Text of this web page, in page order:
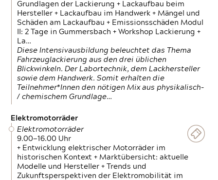
Grundlagen der Lackierung + Lackaufbau beim
Hersteller + Lackaufbau im Handwerk + Mängel und
Schäden am Lackaufbau + Emissionsschäden Modul
II: 2 Tage in Gummersbach + Workshop Lackierung +
La…
Diese Intensivausbildung beleuchtet das Thema
Fahrzeuglackierung aus den drei üblichen
Blickwinkeln. Der Labortechnik, dem Lackhersteller
sowie dem Handwerk. Somit erhalten die
Teilnehmer*Innen den nötigen Mix aus physikalisch-
/ chemischem Grundlage…
Elektromotorräder
Elektromotorräder
9.00—16.00 Uhr
+ Entwicklung elektrischer Motorräder im
historischen Kontext + Marktübersicht: aktuelle
Modelle und Hersteller + Trends und
Zukunftsperspektiven der Elektromobilität im